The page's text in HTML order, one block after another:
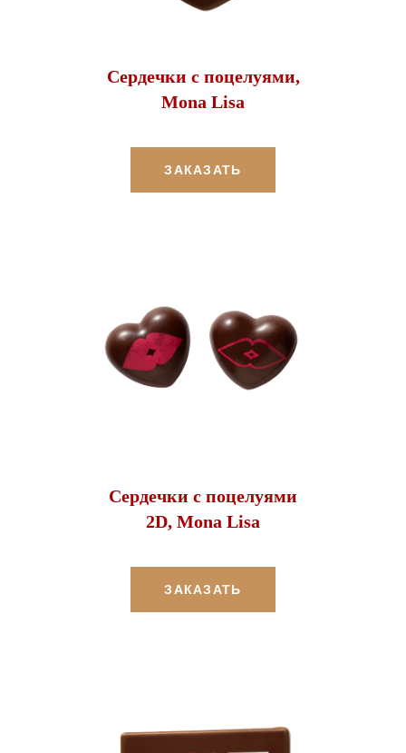
Сердечки с поцелуями,
Mona Lisa
ЗАКАЗАТЬ
Сердечки с поцелуями
2D, Mona Lisa
ЗАКАЗАТЬ